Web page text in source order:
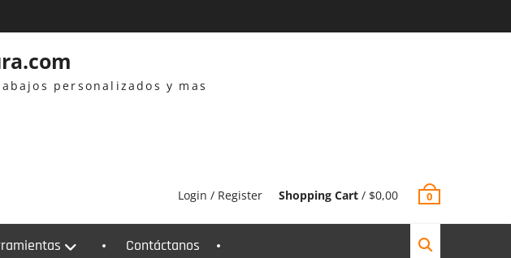
personalizados y mas
Login / Register Shopping Cart / $0,00 0
Contáctanos